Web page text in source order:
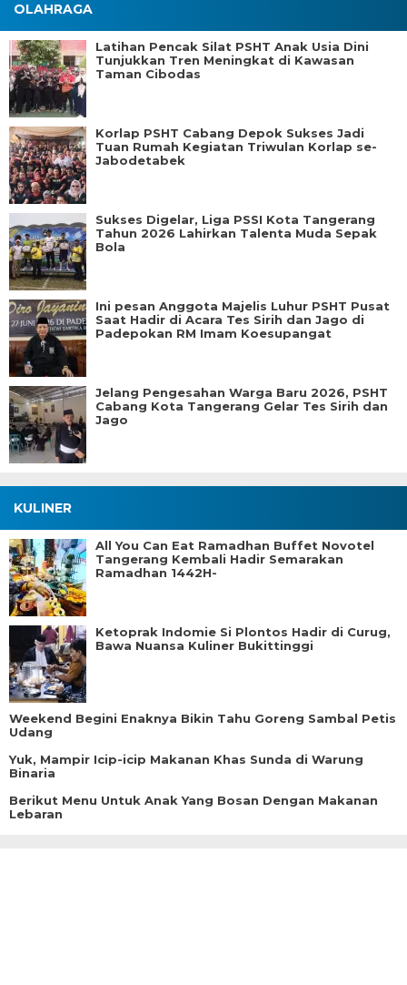
OLAHRAGA
Latihan Pencak Silat PSHT Anak Usia Dini
Tunjukkan Tren Meningkat di Kawasan
Taman Cibodas
Korlap PSHT Cabang Depok Sukses Jadi
Tuan Rumah Kegiatan Triwulan Korlap se-
Jabodetabek
Sukses Digelar, Liga PSSI Kota Tangerang
Tahun 2026 Lahirkan Talenta Muda Sepak
Bola
Ini pesan Anggota Majelis Luhur PSHT Pusat
Saat Hadir di Acara Tes Sirih dan Jago di
Padepokan RM Imam Koesupangat
Jelang Pengesahan Warga Baru 2026, PSHT
Cabang Kota Tangerang Gelar Tes Sirih dan
Jago
KULINER
All You Can Eat Ramadhan Buffet Novotel
Tangerang Kembali Hadir Semarakan
Ramadhan 1442H-
Ketoprak Indomie Si Plontos Hadir di Curug,
Bawa Nuansa Kuliner Bukittinggi
Weekend Begini Enaknya Bikin Tahu Goreng Sambal Petis
Udang
Yuk, Mampir Icip-icip Makanan Khas Sunda di Warung
Binaria
Berikut Menu Untuk Anak Yang Bosan Dengan Makanan
Lebaran